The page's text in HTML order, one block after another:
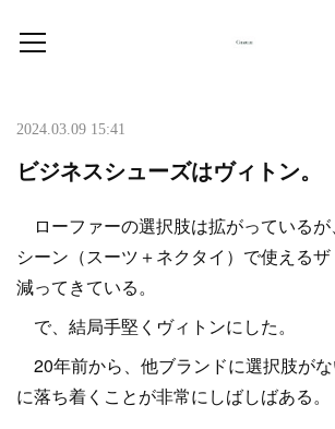
2024.03.09 15:41
ビジネスシューズはヴィトン。
ローファーの選択肢は拡がっている
シーン（スーツ＋ネクタイ）で使える
減ってきている。
で、結局手堅くヴィトンにした。
20年前から、他ブランドに選択肢が
に落ち着くことが非常にしばしばある。